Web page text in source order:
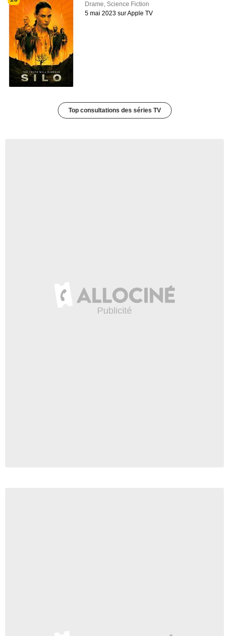
Drame,Science Fiction
5 mai 2023 sur Apple TV
Top consultations des séries TV